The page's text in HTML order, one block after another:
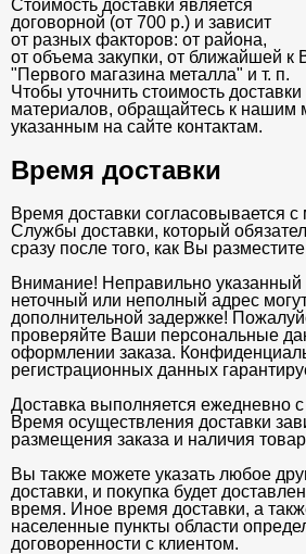
Стоимость доставки является
договорной (от 700 р.) и зависит
от разных факторов: от района,
от объема закупки, от ближайшей к
"Первого магазина металла" и т. п.
Чтобы уточнить стоимость
материалов, обращайтесь к нашим
указанным на сайте контактам.
Время доставки
Время доставки согласовывается
Службы доставки, который
сразу после того, как Вы
Внимание! Неправильно
неточный или неполный адрес
дополнительной задержке!
проверяйте Ваши персональные
оформлении заказа.
регистрационных данных
Доставка выполняется ежедневно
Время осуществления доставки
размещения заказа и наличия
Вы также можете указать любое
доставки, и покупка будет
время. Иное время доставки, а
населенные пункты области
договоренности с клиентом.